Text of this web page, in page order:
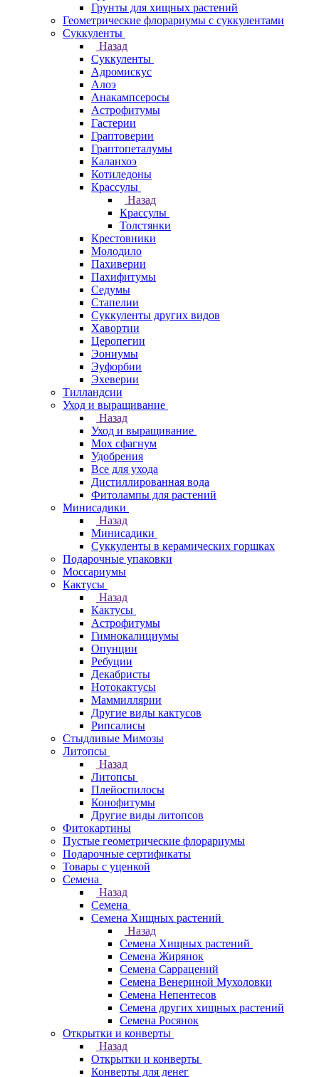
Грунты для хищных растений
Геометрические флорариумы с суккулентами
Суккуленты
Назад
Суккуленты
Адромискус
Алоэ
Анакампсеросы
Астрофитумы
Гастерии
Граптоверии
Граптопеталумы
Каланхоэ
Котиледоны
Крассулы
Назад
Крассулы
Толстянки
Крестовники
Молодило
Пахиверии
Пахифитумы
Седумы
Стапелии
Суккуленты других видов
Хавортии
Церопегии
Эониумы
Эуфорбии
Эхеверии
Тилландсии
Уход и выращивание
Назад
Уход и выращивание
Мох сфагнум
Удобрения
Все для ухода
Дистиллированная вода
Фитолампы для растений
Минисадики
Назад
Минисадики
Суккуленты в керамических горшках
Подарочные упаковки
Моссариумы
Кактусы
Назад
Кактусы
Астрофитумы
Гимнокалициумы
Опунции
Ребуции
Декабристы
Нотокактусы
Маммиллярии
Другие виды кактусов
Рипсалисы
Стыдливые Мимозы
Литопсы
Назад
Литопсы
Плейоспилосы
Конофитумы
Другие виды литопсов
Фитокартины
Пустые геометрические флорариумы
Подарочные сертификаты
Товары с уценкой
Семена
Назад
Семена
Семена Хищных растений
Назад
Семена Хищных растений
Семена Жирянок
Семена Саррацений
Семена Венериной Мухоловки
Семена Непентесов
Семена других хищных растений
Семена Росянок
Открытки и конверты
Назад
Открытки и конверты
Конверты для денег